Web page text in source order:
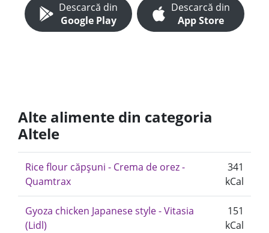
Descarcă din
Google Play
Descarcă din
App Store
Alte alimente din categoria
Altele
Rice flour căpșuni - Crema de orez -
Quamtrax
341
kCal
Gyoza chicken Japanese style - Vitasia
(Lidl)
151
kCal